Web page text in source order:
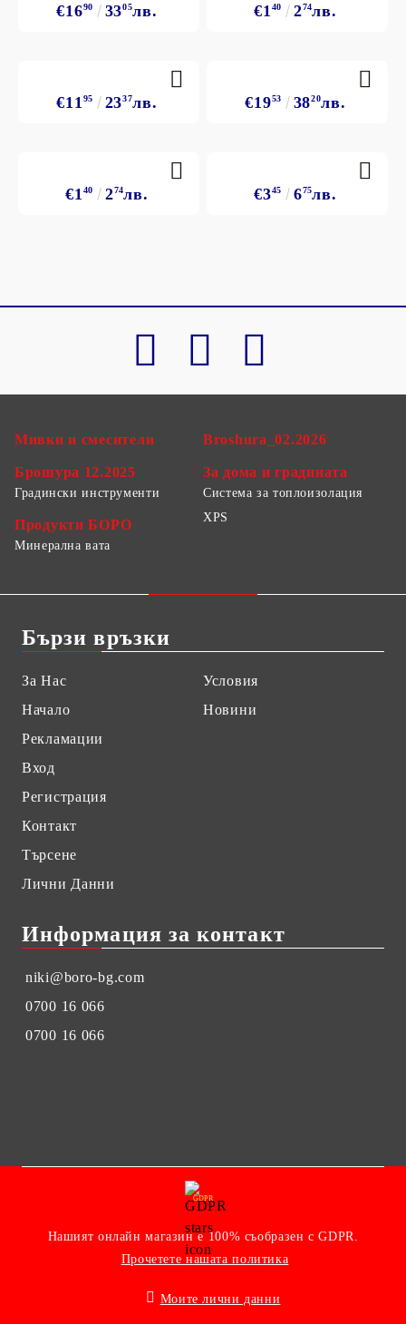
€1690 3305лв. €1 40 274лв.
€11 95 2337лв. €1953 3820лв.
€1 40 274лв. €345 675лв.
Мивки и смесители
Брошура 12.2025
Broshura_02.2026
За дома и градината
Градински инструменти
Продукти БОРО
Система за топлоизолация
XPS
Минерална вата
Бързи връзки
За Нас
Начало
Рекламации
Вход
Регистрация
Контакт
Търсене
Лични Данни
Условия
Новини
Информация за контакт
niki@boro-bg.com
0700 16 066
0700 16 066
GDPR
Нашият онлайн магазин е 100% съобразен с GDPR.
Прочетете нашата политика
Моите лични данни